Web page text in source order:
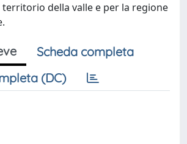
della valle e per la regione
Scheda completa
(DC)